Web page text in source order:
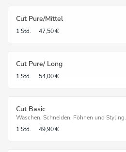
Cut Pure/Mittel
1 Std. 47,50 €
Cut Pure/ Long
1 Std. 54,00 €
Cut Basic
Waschen, Schneiden, Föhnen und Styling.
1 Std.
49,90 €